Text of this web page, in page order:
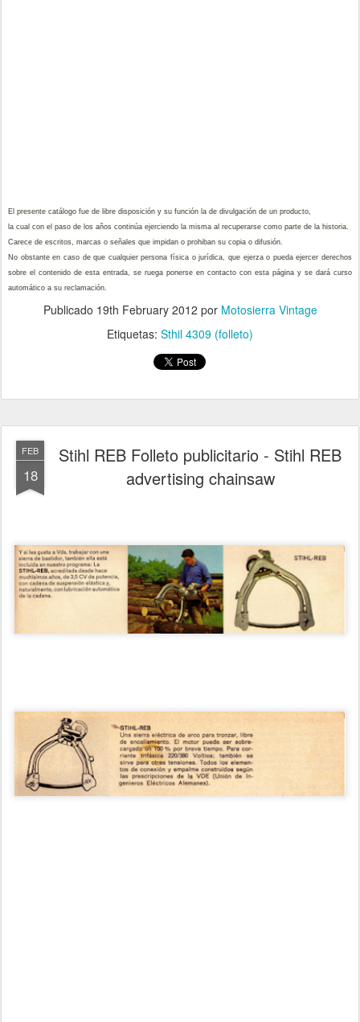
El presente catálogo fue de libre disposición y su función la de divulgación de un producto,
la cual con el paso de los años continúa ejerciendo la misma al recuperarse como parte de la historia.
Carece de escritos, marcas o señales que impidan o prohiban su copia o difusión.
No obstante en caso de que cualquier persona física o jurídica, que ejerza o pueda ejercer derechos
sobre el contenido de esta entrada, se ruega ponerse en contacto con esta página y se dará curso
automático a su reclamación.
Publicado 19th February 2012 por Motosierra Vintage
Etiquetas: Sthil 4309 (folleto)
FEB
18
Stihl REB Folleto publicitario - Stihl REB
advertising chainsaw